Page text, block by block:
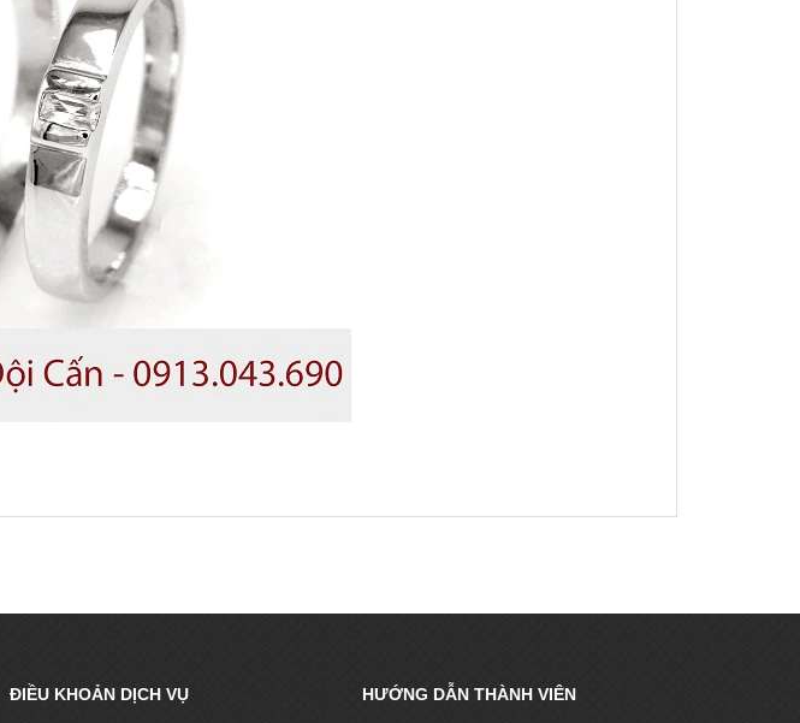
ĐIỀU KHOẢN DỊCH VỤ HƯỚNG DẪN THÀNH VIÊN